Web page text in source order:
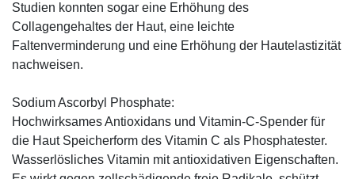
Studien konnten sogar eine Erhöhung des
Collagengehaltes der Haut, eine leichte
Faltenverminderung und eine Erhöhung der Hautelastizität
nachweisen.
Sodium Ascorbyl Phosphate:
Hochwirksames Antioxidans und Vitamin-C-Spender für
die Haut Speicherform des Vitamin C als Phosphatester.
Wasserlösliches Vitamin mit antioxidativen Eigenschaften.